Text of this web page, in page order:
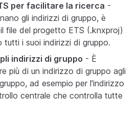
per facilitare la ricerca -
gli indirizzi di gruppo, è
file del progetto ETS (.knxproj)
tutti i suoi indirizzi di gruppo.
indirizzi di gruppo - È
più di un indirizzo di gruppo agli
ad esempio per l'indirizzo
centrale che controlla tutte